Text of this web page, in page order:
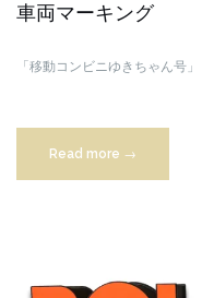
車両マーキング
「移動コンビニゆきちゃん号」
Read more “車
両
ン
→